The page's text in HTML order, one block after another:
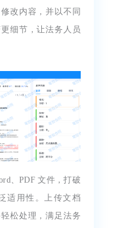
改内容，并以不同
细节，让法务人员
、PDF 文件，打破
适用性。上传文档
松处理，满足法务